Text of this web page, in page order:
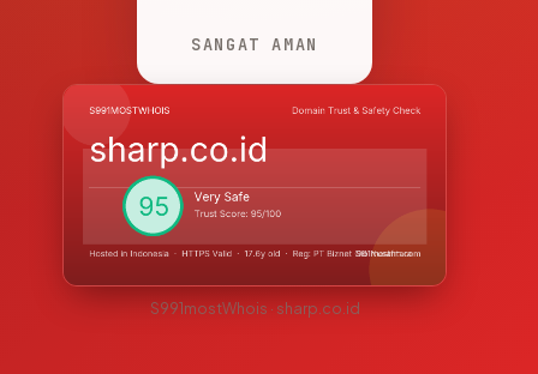
SANGAT AMAN
S991mostWhois · sharp.co.id